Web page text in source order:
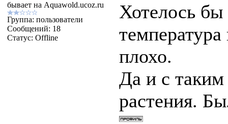
бывает на Aquawold.ucoz.ru
Группа: пользователи
Сообщений: 18
Статус: Offline
Хотелось бы
плохо.
Да и с
растения.